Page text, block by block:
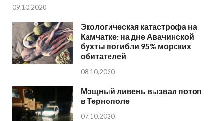
09.10.2020
Экологическая катастрофа на
Камчатке: на дне Авачинской
бухты погибли 95% морских
обитателей
08.10.2020
Мощный ливень вызвал потоп
в Тернополе
07.10.2020